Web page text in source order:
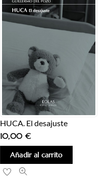
HUCA. El desajuste
10,00 €
Añadir al carrito